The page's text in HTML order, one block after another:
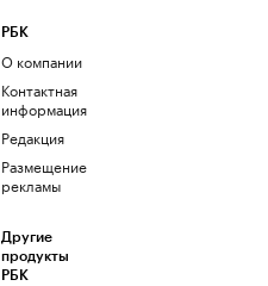
РБК
О компании
Контактная
информация
Редакция
Размещение
рекламы
Другие
продукты
РБК